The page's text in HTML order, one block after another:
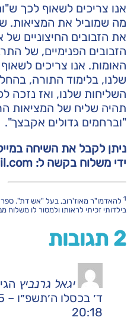
אנו צריכים לשאוף לכך
מה שמוביל את המציאות.
את הזבובים החיצוניים
הזבובים הפנימיים, של
האומות. אנו צריכים
שלנו, בלימוד התורה,
השליחות שלנו, ואז נזכה
תהיה שליח של המציאות
"וברחמים גדולים אקבצך".
ניתן לקבל את השיחה
ידי משלוח בקשה ל:
1 להאדמו"ר מאוז'רוב, בעל "אש דת". ספר
בילדותי זכיתי לראותו ולמסור לו משלוח
2 תגובות
יגאל גרנביץ
20:18